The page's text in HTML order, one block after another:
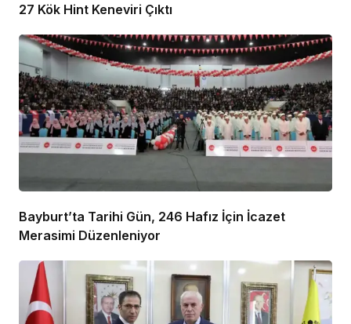
27 Kök Hint Keneviri Çıktı
Bayburt’ta Tarihi Gün, 246 Hafız İçin İcazet
Merasimi Düzenleniyor